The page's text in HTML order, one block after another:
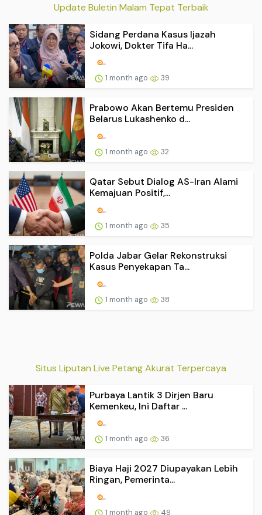
Update Buletin Malam Tepat Terbaik
Sidang Perdana Kasus Ijazah
Jokowi, Dokter Tifa Ha...
1 month ago 39
Prabowo Akan Bertemu Presiden
Belarus Lukashenko d...
1 month ago 32
Qatar Sebut Dialog AS-Iran Alami
Kemajuan Positif,...
1 month ago 35
Polda Jabar Gelar Rekonstruksi
Kasus Penyekapan Ta...
1 month ago 38
Situs Liputan Live Petang Akurat Terpercaya
Purbaya Lantik 3 Dirjen Baru
Kemenkeu, Ini Daftar ...
1 month ago 36
Biaya Haji 2027 Diupayakan Lebih
Ringan, Pemerinta...
1 month ago 49